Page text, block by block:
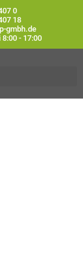
0
18
gmbh.de
8:00 - 17:00